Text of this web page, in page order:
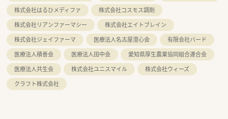
株式会社はるひメディファ
株式会社コスモス調剤
株式会社リアンファーマシー
株式会社エイトブレイン
株式会社ジェイファーマ
医療法人名古屋澄心会
有限会社バード
医療法人積善会
医療法人田中会
愛知県厚生農業協同組合連合会
医療法人共生会
株式会社ユニスマイル
株式会社ウィーズ
クラフト株式会社